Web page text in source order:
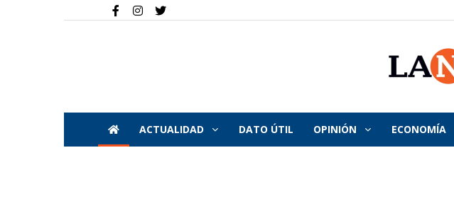
ACTUALIDAD DATO ÚTIL OPINIÓN ECONOMÍA